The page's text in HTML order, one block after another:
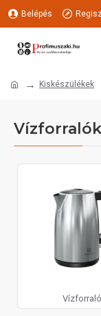
Belépés
Kiskészülékek
Vízforraló